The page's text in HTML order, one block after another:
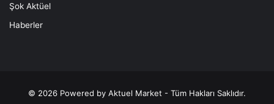
Şok Aktüel
Haberler
© 2026 Powered by Aktuel Market - Tüm Hakları Saklıdır.